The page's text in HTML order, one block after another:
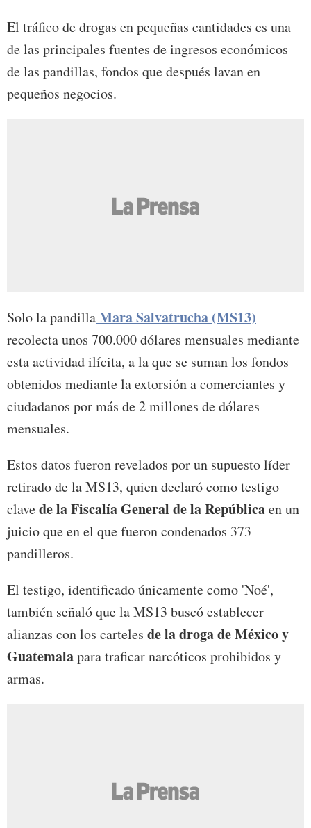
El tráfico de drogas en pequeñas cantidades es una
de las principales fuentes de ingresos económicos
de las pandillas, fondos que después lavan en
pequeños negocios.
Solo la pandillaMara Salvatrucha (MS13)
recolecta unos 700.000 dólares mensuales mediante
esta actividad ilícita, a la que se suman los fondos
obtenidos mediante la extorsión a comerciantes y
ciudadanos por más de 2 millones de dólares
mensuales.
Estos datos fueron revelados por un supuesto líder
retirado de la MS13, quien declaró como testigo
clavede la Fiscalía General de la Repúblicaen un
juicio que en el que fueron condenados 373
pandilleros.
El testigo, identificado únicamente como 'Noé',
también señaló que la MS13 buscó establecer
alianzas con los carteles de la droga de Méxicoy
Guatemalapara traficar narcóticos prohibidos y
armas.